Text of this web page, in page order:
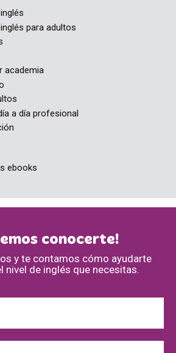
para adultos
academia
a día profesional
ebooks
conocerte!
y te contamos cómo ayudarte
nivel de inglés que necesitas.